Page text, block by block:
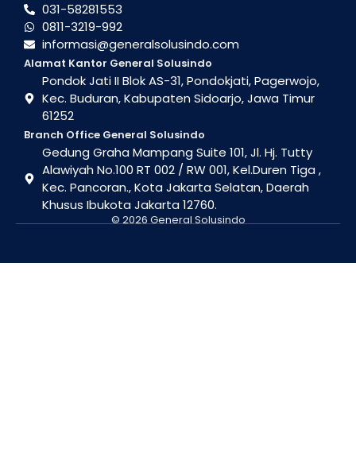
031-58281553
0811-3219-992
informasi@generalsolusindo.com
Alamat Kantor General Solusindo
Pondok Jati II Blok AS-31, Pondokjati, Pagerwojo,
Kec. Buduran, Kabupaten Sidoarjo, Jawa Timur
61252
Branch Office General Solusindo
Gedung Graha Mampang Suite 101, Jl. Hj. Tutty
Alawiyah No.100 RT 002 / RW 001, Kel.Duren Tiga ,
Kec. Pancoran., Kota Jakarta Selatan, Daerah
Khusus Ibukota Jakarta 12760.
© 2026 General Solusindo